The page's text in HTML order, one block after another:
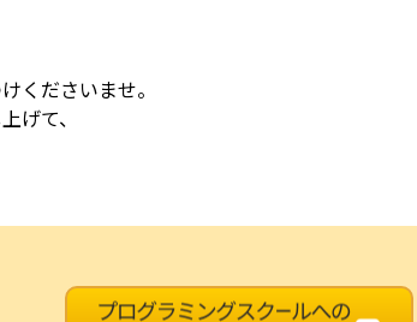
くださいませ。
げて、